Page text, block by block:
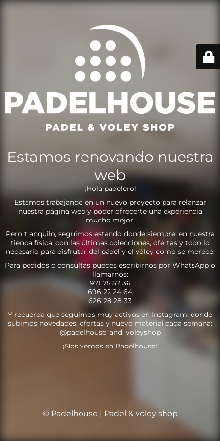
Estamos renovando nuestra
web
¡Hola padelero!
Estamos trabajando en un nuevo proyecto para relanzar
nuestra página web y poder ofrecerte una experiencia
mucho mejor.
Pero tranquilo, seguimos estando donde siempre: en nuestra
tienda física, con las últimas colecciones, ofertas y todo lo
necesario para disfrutar del pádel y el vóley como se merece.
Para pedidos o consultas puedes escribirnos por WhatsApp o
llamarnos:
971 75 57 36
696 22 24 64
626 28 28 33
Y recuerda que seguimos muy activos en Instagram, donde
subimos novedades, ofertas y nuevo material cada semana:
@padelhouse_and_voleyshop
¡Nos vemos en Padelhouse!
© Padelhouse | Padel & voley shop